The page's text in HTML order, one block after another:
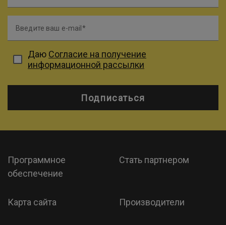
Введите ваш e-mail
Даю Согласие на получение
информационной рассылки
Подписаться
Программное
обеспечение
Стать партнером
Карта сайта Производители